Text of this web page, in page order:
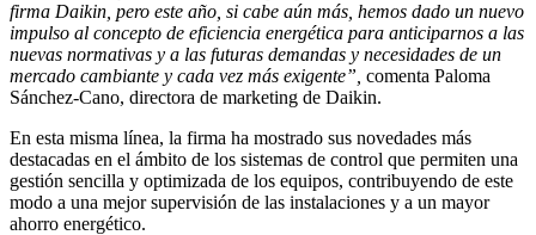
firma Daikin, pero este año, si cabe aún más, hemos dado un nuevo
impulso al concepto de eficiencia energética para anticiparnos a las
nuevas normativas y a las futuras demandas y necesidades de un
mercado cambiante y cada vez más exigente”, comenta Paloma
Sánchez-Cano, directora de marketing de Daikin.
En esta misma línea, la firma ha mostrado sus novedades más
destacadas en el ámbito de los sistemas de control que permiten una
gestión sencilla y optimizada de los equipos, contribuyendo de este
modo a una mejor supervisión de las instalaciones y a un mayor
ahorro energético.